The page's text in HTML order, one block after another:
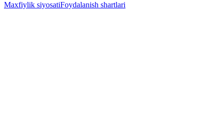
Maxfiylik siyosatiFoydalanish shartlari